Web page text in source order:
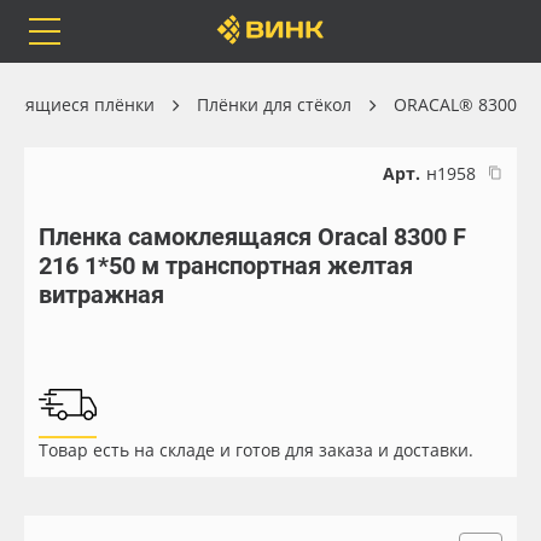
Каталог
Orafol
Доставка
Весь каталог
Рулонные материалы
Листовые материалы
плёнки Плёнки для стёкол ORACAL® 8300
Арт. н1958
Пленка самоклеящаяся Oracal 8300 F
216 1*50 м транспортная желтая
витражная
Товар есть на складе и готов для заказа и доставки.